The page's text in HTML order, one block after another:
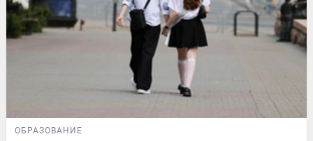
ОБРАЗОВАНИЕ